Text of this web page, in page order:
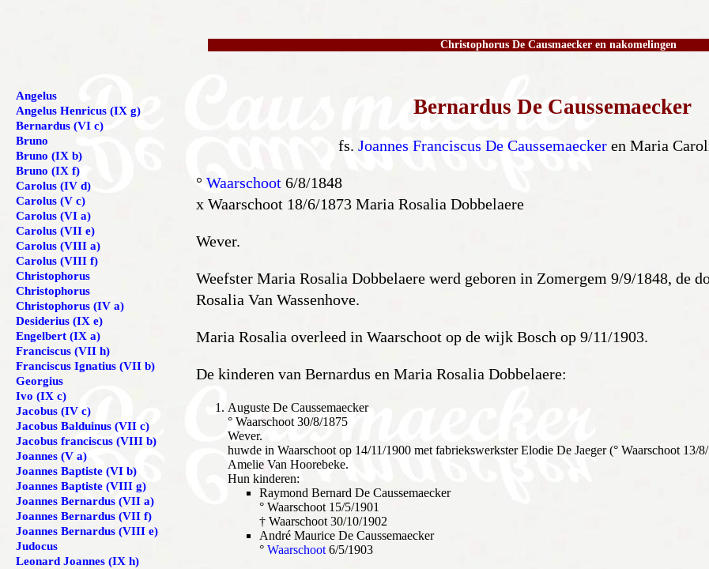
Christophorus De Causmaecker en nakomelingen
Bernardus De Caussemaecker
fs. Joannes Franciscus De Caussemaeckeren Maria
° Waarschoot 6/8/1848
x Waarschoot 18/6/1873 Maria Rosalia Dobbelaere
Wever.
Weefster Maria Rosalia Dobbelaere werd geboren in Zomergem 9/9/1848, de
Rosalia Van Wassenhove.
Maria Rosalia overleed in Waarschoot op de wijk Bosch op 9/11/1903.
De kinderen van Bernardus en Maria Rosalia Dobbelaere:
Auguste De Caussemaecker
° Waarschoot 30/8/1875
Wever.
huwde in Waarschoot op 14/11/1900 met fabriekswerkster Elodie De Jaeger (° Waarschoot 13/
Amelie Van Hoorebeke.
Hun kinderen:
Raymond Bernard De Caussemaecker
° Waarschoot 15/5/1901
† Waarschoot 30/10/1902
André Maurice De Caussemaecker
° Waarschoot 6/5/1903
Angelus
Angelus Henricus (IX g)
Bernardus (VI c)
Bruno
Bruno (IX b)
Bruno (IX f)
Carolus (IV d)
Carolus (V c)
Carolus (VI a)
Carolus (VII e)
Carolus (VIII a)
Carolus (VIII f)
Christophorus
Christophorus
Christophorus (IV a)
Desiderius (IX e)
Engelbert (IX a)
Franciscus (VII h)
Franciscus Ignatius (VII b)
Georgius
Ivo (IX c)
Jacobus (IV c)
Jacobus Balduinus (VII c)
Jacobus franciscus (VIII b)
Joannes (V a)
Joannes Baptiste (VI b)
Joannes Baptiste (VIII g)
Joannes Bernardus (VII a)
Joannes Bernardus (VII f)
Joannes Bernardus (VIII e)
Judocus
Leonard Joannes (IX h)